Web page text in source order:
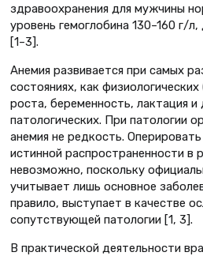
здравоохранения для мужчины
уровень гемоглобина 130–160 г/
[1–3].
Анемия развивается при самых
состояниях, как
роста, беременность, лактация и
патологических. При патологии
анемия не редкость.
истинной распространенности в
невозможно, поскольку
учитывает лишь основное
правило, выступает в качестве
сопутствующей патологии [1, 3].
В практической деятельности